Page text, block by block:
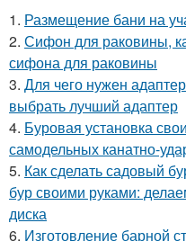
1. Размещение бани на
2. Сифон для раковины,
сифона для раковины
3. Для чего нужен
выбрать лучший адаптер
4. Буровая установка
самодельных канатно-
5. Как сделать садовый
бур своими руками:
диска
6. Изготовление барной